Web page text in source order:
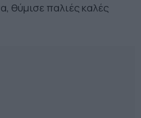
θύμισε παλιές καλές